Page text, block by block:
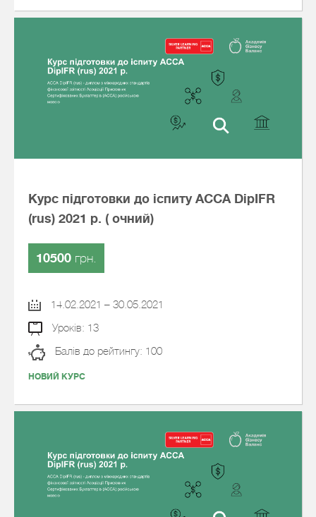
Курс підготовки до іспиту АССА DipIFR
(rus) 2021 р. ( очний)
10500 грн.
14.02.2021 – 30.05.2021
Уроків: 13
Балів до рейтингу: 100
НОВИЙ КУРС